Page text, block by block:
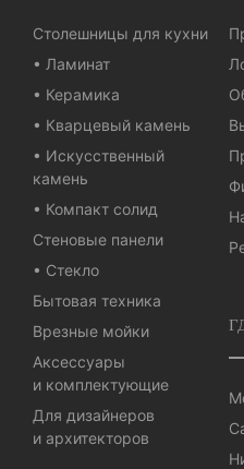
Столешницы для кухни
• Ламинат
• Керамика
• Кварцевый камень
• Искусственный
камень
• Компакт солид
Стеновые панели
• Стекло
Бытовая техника
Врезные мойки
Аксессуары
и комплектующие
Для дизайнеров
и архитекторов